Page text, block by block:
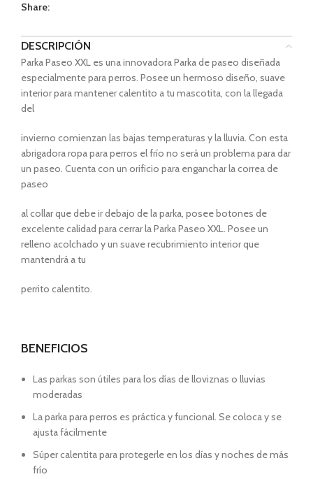
Share:
DESCRIPCIÓN
Parka Paseo XXL es una innovadora Parka de paseo diseñada
especialmente para perros. Posee un hermoso diseño, suave
interior para mantener calentito a tu mascotita, con la llegada
del
invierno comienzan las bajas temperaturas y la lluvia. Con esta
abrigadora ropa para perros el frío no será un problema para dar
un paseo. Cuenta con un orificio para enganchar la correa de
paseo
al collar que debe ir debajo de la parka, posee botones de
excelente calidad para cerrar la Parka Paseo XXL. Posee un
relleno acolchado y un suave recubrimiento interior que
mantendrá a tu
perrito calentito.
BENEFICIOS
Las parkas son útiles para los días de lloviznas o lluvias
moderadas
La parka para perros es práctica y funcional. Se coloca y se
ajusta fácilmente
Súper calentita para protegerle en los días y noches de más
frío